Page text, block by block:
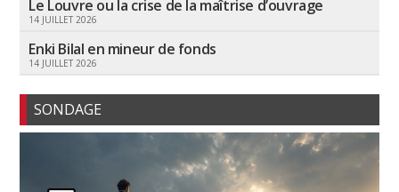
Le Louvre ou la crise de la maîtrise d’ouvrage
14 JUILLET 2026
Enki Bilal en mineur de fonds
14 JUILLET 2026
SONDAGE